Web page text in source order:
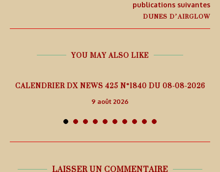
publications suivantes
DUNES D’AIRGLOW
YOU MAY ALSO LIKE
CALENDRIER DX NEWS 425 N°1840 DU 08-08-2026
9 août 2026